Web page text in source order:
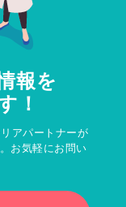
報を
！
アパートナーが
お気軽にお問い